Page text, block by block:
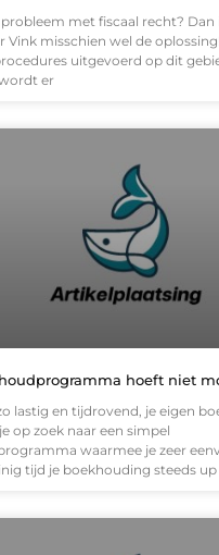
probleem met fiscaal recht? Dan
Vink misschien wel de
uitgevoerd op dit
er
hoeft niet
lastig en tijdrovend, je eigen
op zoek naar een simpel
waarmee je zeer
tijd je boekhouding steeds